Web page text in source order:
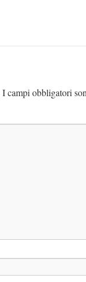
I campi obbligatori